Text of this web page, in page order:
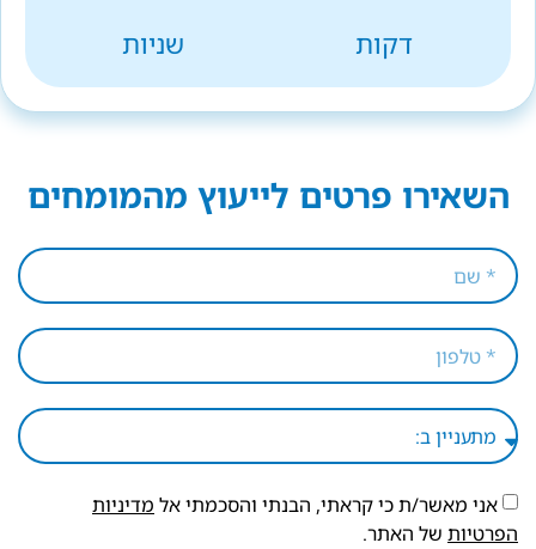
דקות
שניות
השאירו פרטים לייעוץ מהמומחים
אני מאשר/ת כי קראתי, הבנתי והסכמתי אל מדיניות
הפרטיות של האתר.